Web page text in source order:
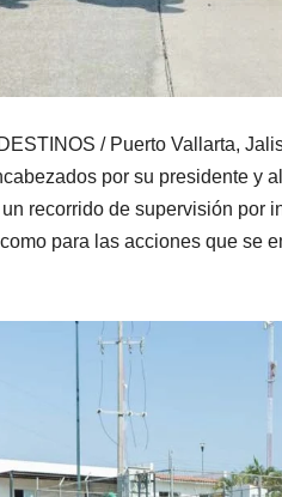
/ Puerto Vallarta,
por su presidente y
recorrido de supervisión por
para las acciones que se